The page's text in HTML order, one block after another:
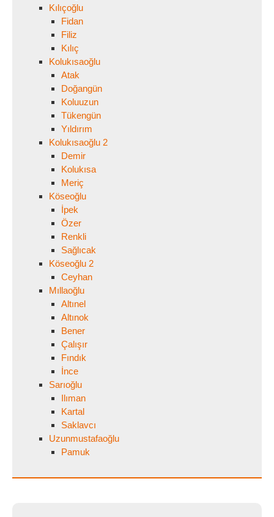
Kılıçoğlu
Fidan
Filiz
Kılıç
Kolukısaoğlu
Atak
Doğangün
Koluuzun
Tükengün
Yıldırım
Kolukısaoğlu 2
Demir
Kolukısa
Meriç
Köseoğlu
İpek
Özer
Renkli
Sağlıcak
Köseoğlu 2
Ceyhan
Mıllaoğlu
Altınel
Altınok
Bener
Çalışır
Fındık
İnce
Sarıoğlu
Ilıman
Kartal
Saklavcı
Uzunmustafaoğlu
Pamuk